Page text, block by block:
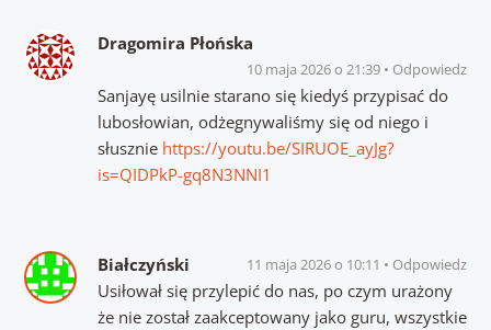
Dragomira Płońska
10 maja 2026 o 21:39 Odpowiedz
Sanjayę usilnie starano się kiedyś przypisać do
lubosłowian, odżegnywaliśmy się od niego i
słusznie https://youtu.be/SIRUOE_ayJg?
is=QIDPkP-gq8N3NNI1
Białczyński 11 maja 2026 o 10:11 Odpowiedz
Usiłował się przylepić do nas, po czym urażony
że nie został zaakceptowany jako guru, wszystkie